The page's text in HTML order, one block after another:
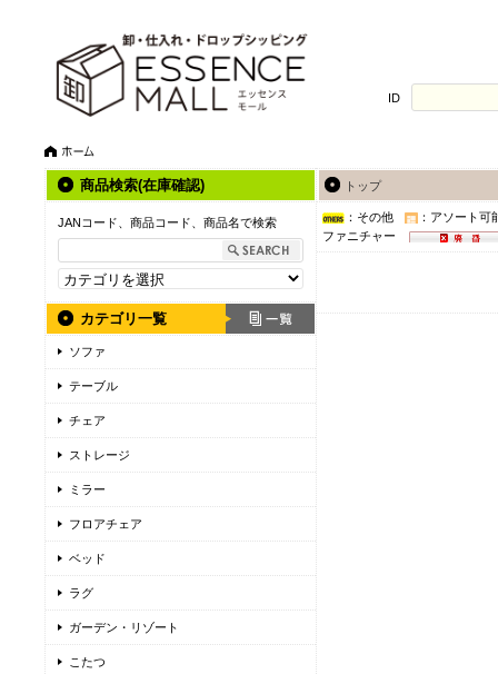
ID
商品検索(在庫確認)
JANコード、商品コード、商品名で検索
カテゴリ一覧
ソファ
テーブル
チェア
ストレージ
ミラー
フロアチェア
ベッド
ラグ
ガーデン・リゾート
こたつ
トップ
：その他
：アソート可
ファニチャー